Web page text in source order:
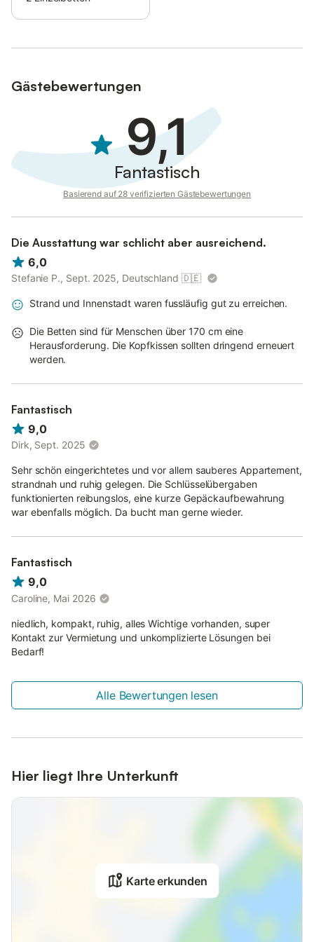
Die Grundstücke werden weitestgehend erreichbar sein.
um Verständnis und sichert eine zügige Abwicklung der
Gästebewertungen
9,1
Fantastisch
Basierend auf 28 verifizierten Gästebewertungen
Die Ausstattung war schlicht aber ausreichend.
6,0
Stefanie P., Sept. 2025, Deutschland 🇩🇪
Strand und Innenstadt waren fussläufig gut zu erreichen.
Die Betten sind für Menschen über 170 cm eine
Herausforderung. Die Kopfkissen sollten dringend erneuert
werden.
Fantastisch
9,0
Dirk, Sept. 2025
Sehr schön eingerichtetes und vor allem sauberes Appartement,
strandnah und ruhig gelegen. Die Schlüsselübergaben
funktionierten reibungslos, eine kurze Gepäckaufbewahrung
war ebenfalls möglich. Da bucht man gerne wieder.
Fantastisch
9,0
Caroline, Mai 2026
niedlich, kompakt, ruhig, alles Wichtige vorhanden, super
Kontakt zur Vermietung und unkomplizierte Lösungen bei
Bedarf!
Alle Bewertungen lesen
Hier liegt Ihre Unterkunft
Karte erkunden